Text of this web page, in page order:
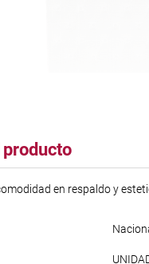
en respaldo y